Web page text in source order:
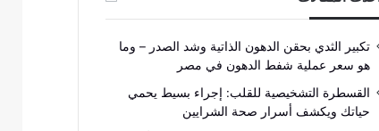
تكبير الثدي بحقن الدهون الذاتية وشد الصدر – وما
هو سعر عملية شفط الدهون في مصر
القسطرة التشخيصية للقلب: إجراء بسيط يحمي
حياتك ويكشف أسرار صحة الشرايين